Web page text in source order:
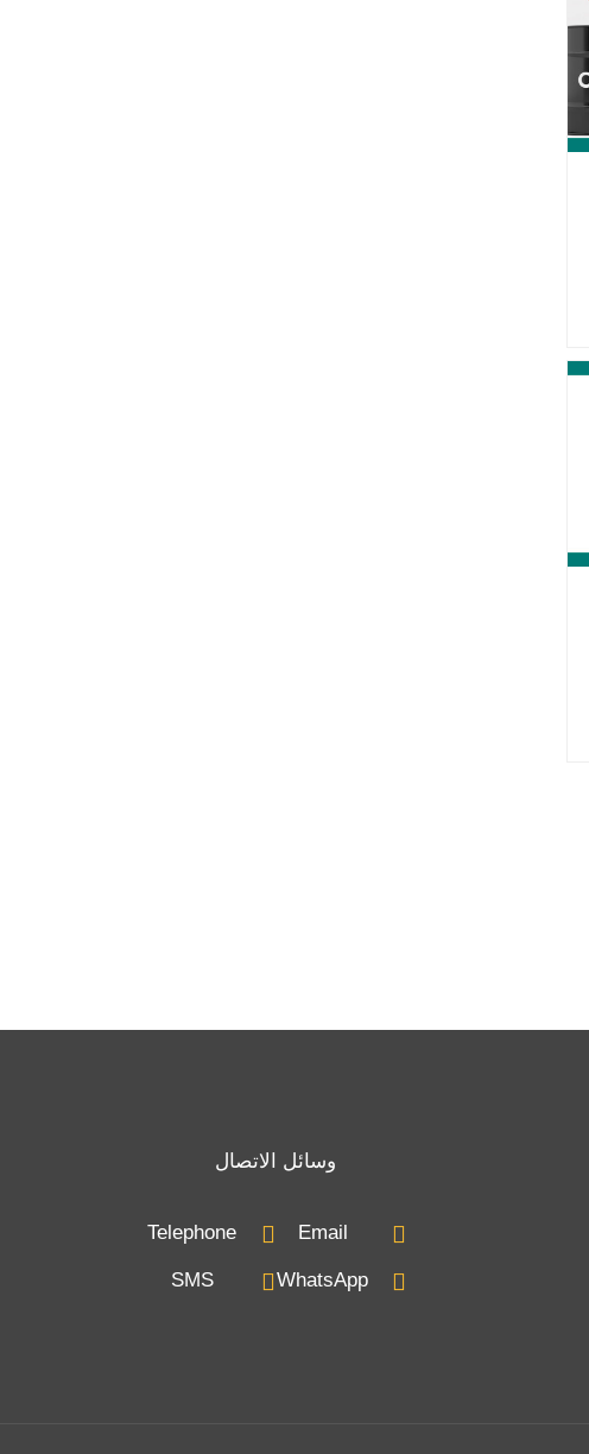
وسائل الاتصال
Email
Telephone
WhatsApp
SMS